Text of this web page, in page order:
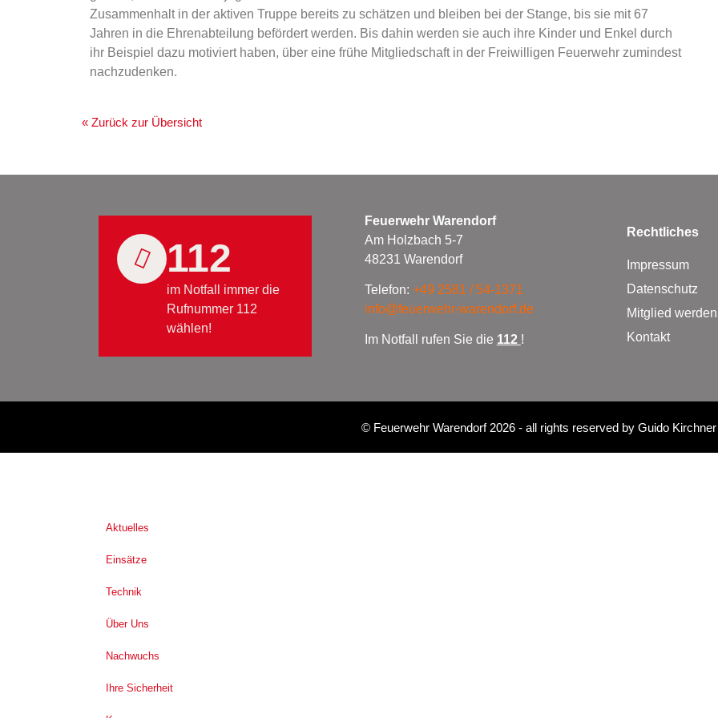
Zusammenhalt in der aktiven Truppe bereits zu schätzen und bleiben bei der Stange, bis sie mit 67
Jahren in die Ehrenabteilung befördert werden. Bis dahin werden sie auch ihre Kinder und Enkel durch
ihr Beispiel dazu motiviert haben, über eine frühe Mitgliedschaft in der Freiwilligen Feuerwehr zumindest
nachzudenken.
« Zurück zur Übersicht
112
im Notfall immer die
Rufnummer 112
wählen!
Feuerwehr Warendorf
Am Holzbach 5-7
48231 Warendorf
Telefon: +49 2581 / 54-1371
info@feuerwehr-warendorf.de
Im Notfall rufen Sie die 112 !
Rechtliches
Impressum
Datenschutz
Mitglied
Kontakt
© Feuerwehr Warendorf 2026- all rights reserved by Guido Kirchner
Aktuelles
Einsätze
Technik
Über Uns
Nachwuchs
Ihre Sicherheit